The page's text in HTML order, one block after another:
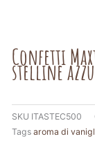
Confetti
stelline
SKU ITASTEC500
Tags aroma di